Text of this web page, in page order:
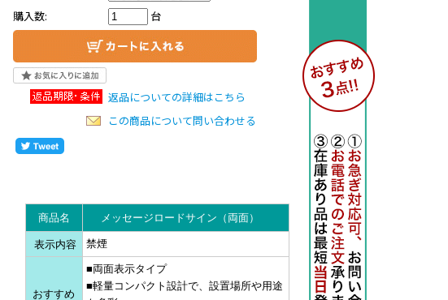
購入数:
台
返品についての詳細はこちら
この商品について問い合わせる
商品名 メッセージロードサイン（両面）
表示内容 禁煙
おすすめ
■両面表示タイプ
■軽量コンパクト設計で、設置場所や用途